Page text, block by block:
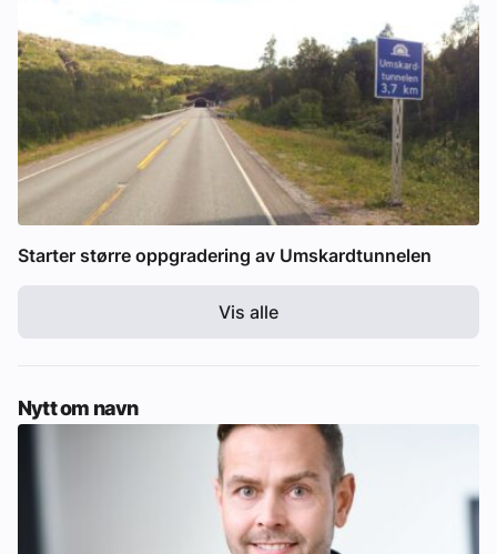
Starter større oppgradering av Umskardtunnelen
Vis alle
Nytt om navn